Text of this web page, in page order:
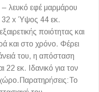
λευκό εφέ μαρμάρου
32 x Ύψος 44 εκ.
ποιότητας και
και στο χρόνο. Φέρει
του, η απόσταση
εκ. Ιδανικό για τον
χώρο.Παρατηρήσεις:Το